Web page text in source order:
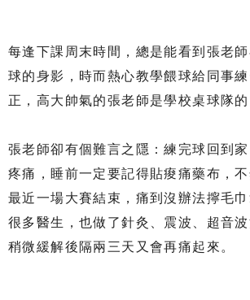
每逢下課周末時間，總是能看到張老
球的身影，時而熱心教學餵球給同事
正，高大帥氣的張老師是學校桌球隊的
張老師卻有個難言之隱：練完球回到
疼痛，睡前一定要記得貼痠痛藥布，不
最近一場大賽結束，痛到沒辦法擰毛
很多醫生，也做了針灸、震波、超音
稍微緩解後隔兩三天又會再痛起來。